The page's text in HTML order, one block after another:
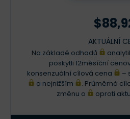
AKTUÁLNÍ
Na základě odhadů
poskytli 12měsíční
konsenzuální cílová cena
–
a nejnižším
. Průměrná
změnu o
oproti